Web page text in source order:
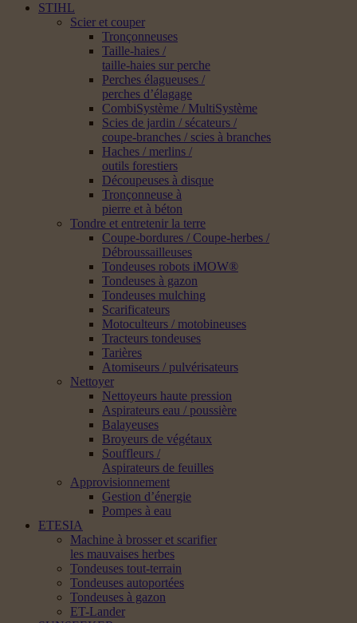
STIHL
Scier et couper
Tronçonneuses
Taille-haies /
taille-haies sur perche
Perches élagueuses /
perches d’élagage
CombiSystème / MultiSystème
Scies de jardin / sécateurs /
coupe-branches / scies à branches
Haches / merlins /
outils forestiers
Découpeuses à disque
Tronçonneuse à
pierre et à béton
Tondre et entretenir la terre
Coupe-bordures / Coupe-herbes /
Débroussailleuses
Tondeuses robots iMOW®
Tondeuses à gazon
Tondeuses mulching
Scarificateurs
Motoculteurs / motobineuses
Tracteurs tondeuses
Tarières
Atomiseurs / pulvérisateurs
Nettoyer
Nettoyeurs haute pression
Aspirateurs eau / poussière
Balayeuses
Broyeurs de végétaux
Souffleurs /
Aspirateurs de feuilles
Approvisionnement
Gestion d’énergie
Pompes à eau
ETESIA
Machine à brosser et scarifier
les mauvaises herbes
Tondeuses tout-terrain
Tondeuses autoportées
Tondeuses à gazon
ET-Lander